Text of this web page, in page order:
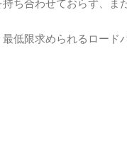
ち合わせておらず、ま
低限求められるロード